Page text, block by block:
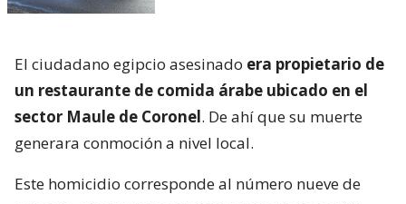
El ciudadano egipcio asesinado era propietario de
un restaurante de comida árabe ubicado en el
sector Maule de Coronel. De ahí que su muerte
generara conmoción a nivel local.
Este homicidio corresponde al número nueve de